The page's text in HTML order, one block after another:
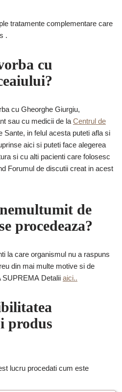
tratamente complementare care
.
cu
cu Gheorghe Giurgiu,
sau cu medicii de la Centrul de
Sante, in felul acesta puteti afla si
aici si puteti face alegerea
si cu alti pacienti care folosesc
Forumul de discutii creat in acest
de
procedeaza?
la care organismul nu a raspuns
din mai multe motive si de
SUPREMA Detalii aici..
produs
lucru procedati cum este